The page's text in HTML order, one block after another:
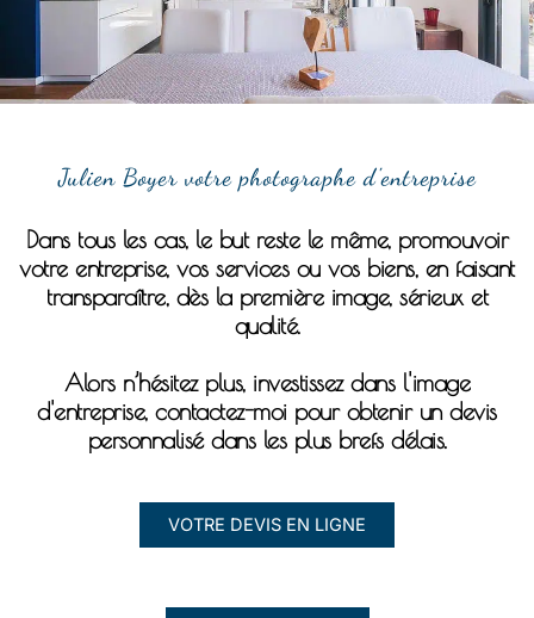
Julien Boyer votre photographe d'entreprise
Dans tous les cas, le but reste le même, promouvoir
votre entreprise, vos services ou vos biens, en faisant
transparaître, dès la première image, sérieux et
qualité.
Alors n’hésitez plus, investissez dans l'image
d'entreprise, contactez-moi pour obtenir un devis
personnalisé dans les plus brefs délais.
VOTRE DEVIS EN LIGNE